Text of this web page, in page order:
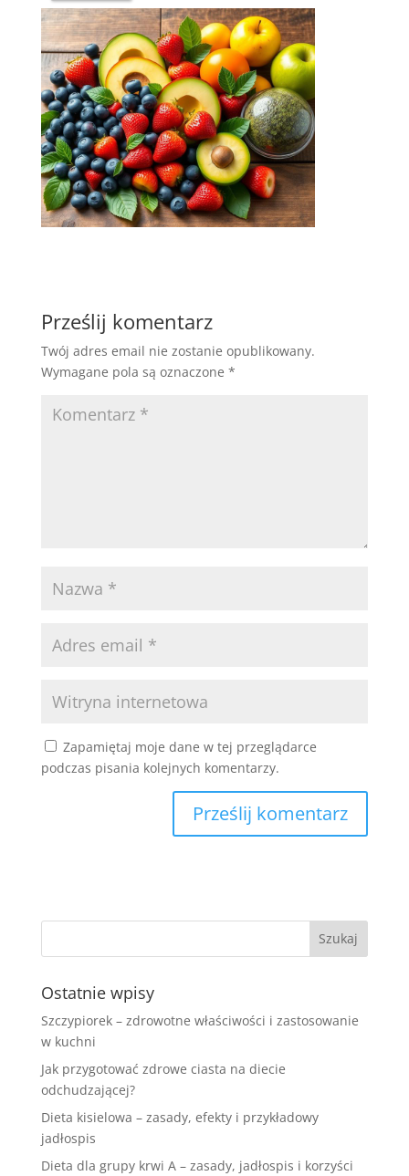
Prześlij komentarz
Twój adres email nie zostanie opublikowany.
Wymagane pola są oznaczone *
Zapamiętaj moje dane w tej przeglądarce
podczas pisania kolejnych komentarzy.
Ostatnie wpisy
Szczypiorek – zdrowotne właściwości i zastosowanie
w kuchni
Jak przygotować zdrowe ciasta na diecie
odchudzającej?
Dieta kisielowa – zasady, efekty i przykładowy
jadłospis
Dieta dla grupy krwi A – zasady, jadłospis i korzyści